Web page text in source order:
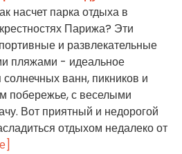
насчет парка отдыха в
Парижа? Эти
и развлекательные
пляжами - идеальное
ванн, пикников и
побережье, с веселыми
Вот приятный и недорогой
отдыхом недалеко от